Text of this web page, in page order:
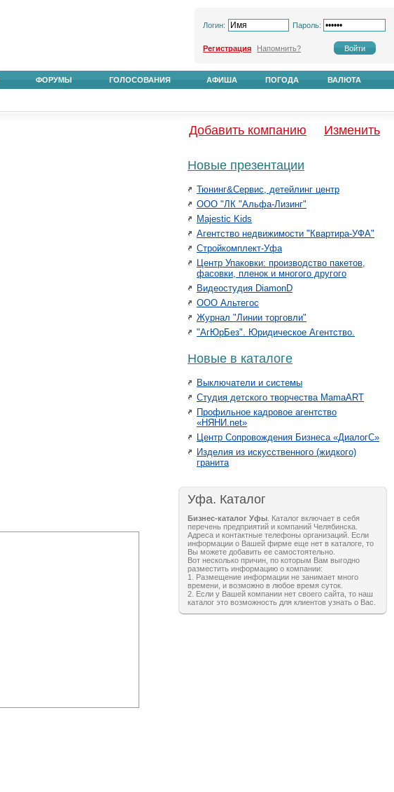
Логин: Пароль:
Регистрация Напомнить?
ФОРУМЫ ГОЛОСОВАНИЯ АФИША ПОГОДА ВАЛЮТА
Добавить компанию Изменить
Новые презентации
Тюнинг&Сервис, детейлинг центр
ООО "ЛК "Альфа-Лизинг"
Majestic Kids
Агентство недвижимости "Квартира-УФА"
Стройкомплект-Уфа
Центр Упаковки: производство пакетов,
фасовки, пленок и многого другого
Видеостудия DiamonD
ООО Альтегос
Журнал "Линии торговли"
"АгЮрБез". Юридическое Агентство.
Новые в каталоге
Выключатели и системы
Студия детского творчества MamaART
Профильное кадровое агентство
«НЯНИ.net»
Центр Сопровождения Бизнеса «ДиалогС»
Изделия из искусственного (жидкого)
гранита
Уфа. Каталог
Бизнес-каталог Уфы . Каталог включает в себя
перечень предприятий и компаний Челябинска.
Адреса и контактные телефоны организаций. Если
информации о Вашей фирме еще нет в каталоге, то
Вы можете добавить ее самостоятельно.
Вот несколько причин, по которым Вам выгодно
разместить информацию о компании:
1. Размещение информации не занимает много
времени, и возможно в любое время суток.
2. Если у Вашей компании нет своего сайта, то наш
каталог это возможность для клиентов узнать о Вас.